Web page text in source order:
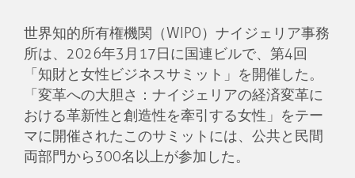
世界知的所有権機関（WIPO）ナイジェリア事務
所は、2026年3月17日に国連ビルで、第4回
「知財と女性ビジネスサミット」を開催した。
「変革への大胆さ：ナイジェリアの経済変革に
おける革新性と創造性を牽引する女性」をテー
マに開催されたこのサミットには、公共と民間
両部門から300名以上が参加した。